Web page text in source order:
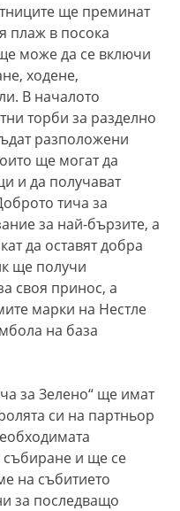
ще преминат
плаж в посока
може да се включи
ходене,
В началото
торби за разделно
разположени
ще могат да
и да получават
тича за
за най-бързите, а
да оставят добра
ще получи
своя принос, а
марки на Нестле
на база
за Зелено“ ще имат
си на партньор
събиране и ще се
на събитието
за последващо